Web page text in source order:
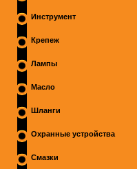
Инструмент
Крепеж
Лампы
Масло
Шланги
Охранные устройства
Смазки